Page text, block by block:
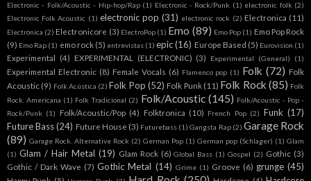
Electronic - Folk/Acoustic - Hip-hop/Rap (1) Electronic - Rock/Punk (1) electronic folk (2)
Electronic Folk Acoustic (1) electronic pop (31) electronic rock (2) Electronica (11)
Electrónica (2) Electronicore (3) ElectroPop (1) Emo (89) Emo Pop (1) Emo Pop Rock
(9) Emo Rap (1) emo rock (5) entrevistas (1) epic (16) Europe Based (5) Eurovision (1)
Experimental (4) EXPERIMENTAL (ELECTRONIC) (3) Experimental (General) (1)
Experimental Electronic (8) Female Vocals (6) Flamenco pop (1) Folk (72) Folk
Acoustic (9) Folk Acústica (2) Folk Pop (52) Folk Punk (11) Folk Rock (85) Folk
Rock. Americana (1) Folk Tradicional (2) Folk/Acoustic (145) Folk/Acoustic - Pop -
Rock/Punk (1) Folk/Acoustic/Pop (4) Folktronica (10) French Pop (2) Funk (17)
Future Bass (24) Future House (3) Futurebass (1) Gangsta Rap (2) Garage Rock
(89) Garage Rock. Alternative Rock (2) German Pop (1) German pop (Schlager) (1) Glam
(1) Glam / Hair Metal (19) Glam Rock (6) Global Bass (1) Gospel (2) Gothic (3)
Gothic / Dark Wave (7) Gothic Metal (14) Grime (1) Groove (6) grunge (45)